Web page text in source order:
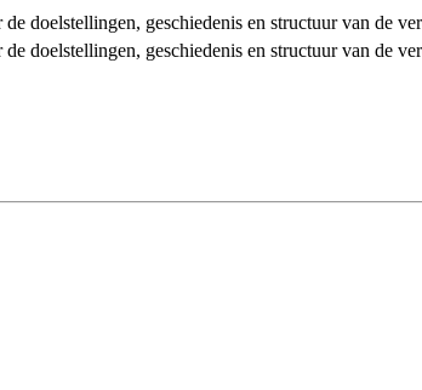
doelstellingen, geschiedenis en structuur van de
doelstellingen, geschiedenis en structuur van de